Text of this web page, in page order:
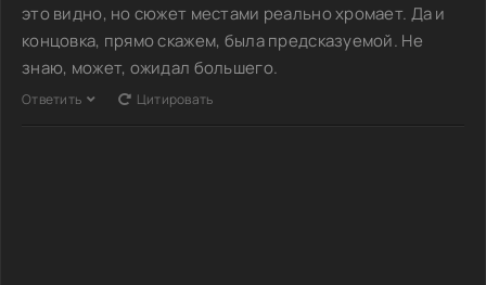
это видно, но сюжет местами реально хромает. Да и
концовка, прямо скажем, была предсказуемой. Не
знаю, может, ожидал большего.
Ответить Цитировать